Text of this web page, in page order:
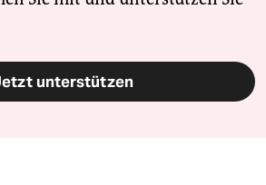
unterstützen